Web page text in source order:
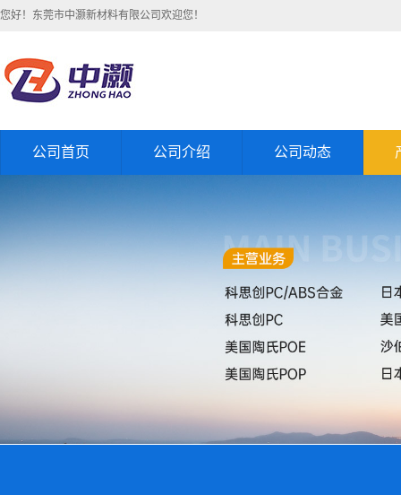
您好！东莞市中灏新材料有限公司欢迎您！
公司首页 公司介绍 公司动态